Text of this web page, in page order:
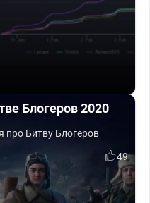
Блогеров 2020
про Битву Блогеров
49